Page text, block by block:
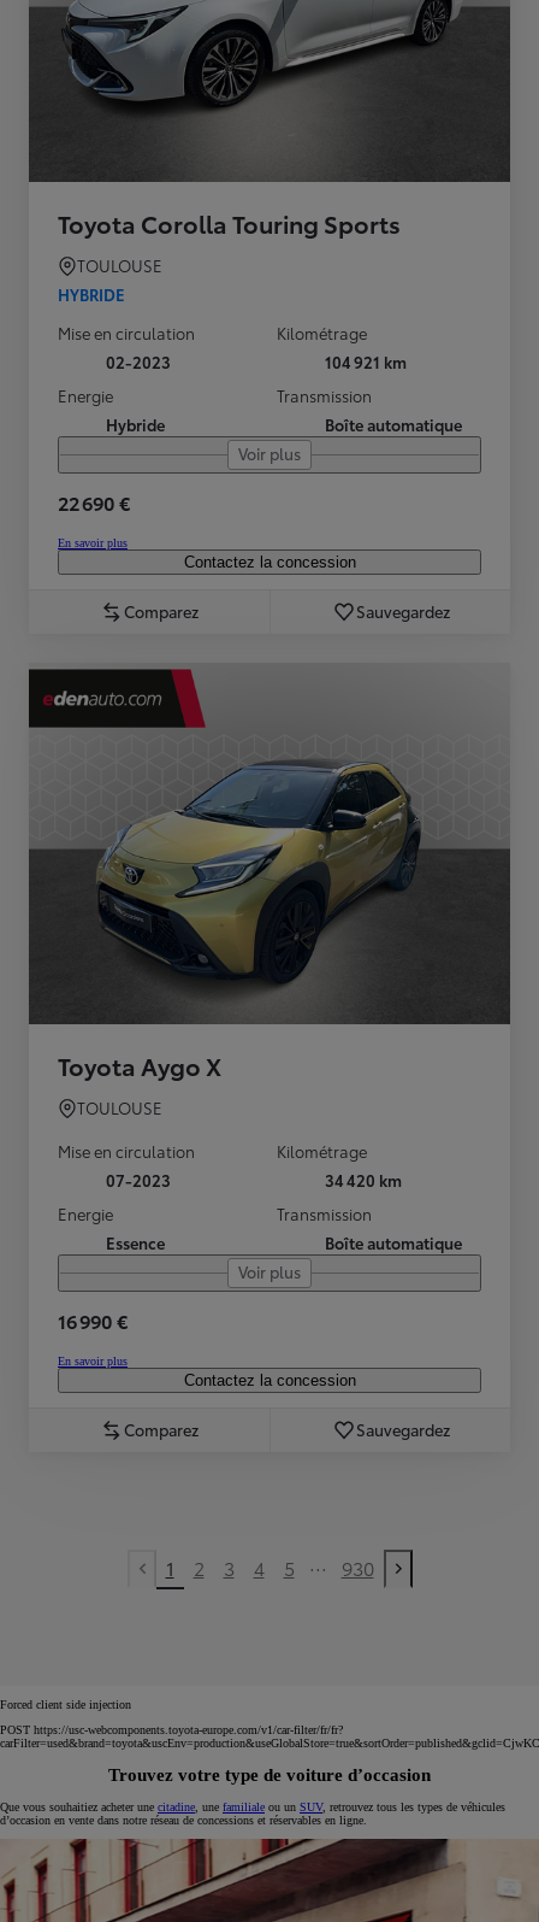
Toyota Corolla Touring Sports
TOULOUSE
HYBRIDE
Mise en circulation
02-2023
Kilométrage
104 921 km
Energie
Hybride
Transmission
Boîte automatique
Voir plus
22 690 €
En savoir plus
Contactez la concession
Comparez Sauvegardez
Toyota Aygo X
TOULOUSE
Mise en circulation
07-2023
Kilométrage
34 420 km
Energie
Essence
Transmission
Boîte automatique
Voir plus
16 990 €
En savoir plus
Contactez la concession
Comparez Sauvegardez
Previous page
1 2 3 4 5 ... 930
Next page
Forced client side injection
POST https://usc-webcomponents.toyota-europe.com/v1/car-filter/fr/fr?
Trouvez votre type de voiture d’occasion
Que vous souhaitiez acheter une citadine , une familiale ou un SUV, retrouvez tous les types de véhicules
d’occasion en vente dans notre réseau de concessions et réservables en ligne.